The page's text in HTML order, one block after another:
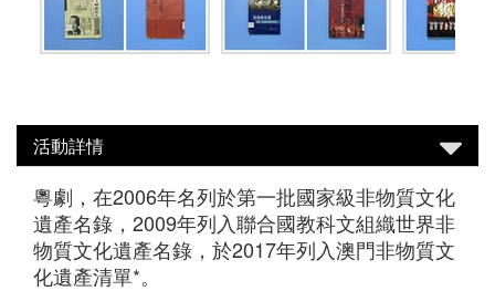
活動詳情
粵劇，在2006年名列於第一批國家級非物質文化
遺產名錄，2009年列入聯合國教科文組織世界非
物質文化遺產名錄，於2017年列入澳門非物質文
化遺產清單*。